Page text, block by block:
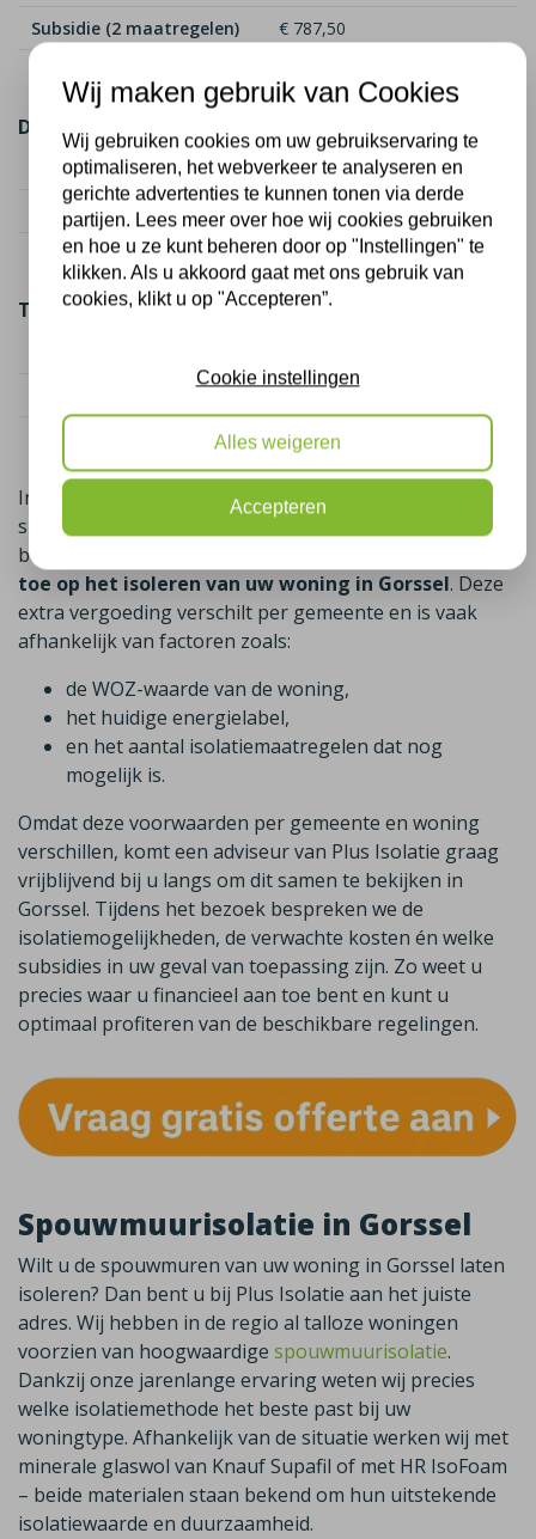
Subsidie (2 maatregelen)
€ 787,50
Dakisolatie (50 m²)
Kostenindicatie
€ 2.250
Subsidie (2 maatregelen)
€ 1.625,00
Netto kosten
€ 625,00
Totaal
€ 2.412,50
€ 1.637,50
In sommige gevallen is er naast de landelijke ISDE-
subsidie ook nog een gemeentelijke subsidie
beschikbaar,
toe op het isoleren van uw woning in Gorssel. Deze
extra vergoeding verschilt per gemeente en is vaak
afhankelijk van factoren zoals:
de WOZ-waarde van de woning,
het huidige energielabel,
en het aantal isolatiemaatregelen dat nog
mogelijk is.
Omdat deze voorwaarden per gemeente en woning
verschillen, komt een adviseur van Plus Isolatie graag
vrijblijvend bij u langs om dit samen te bekijken in
Gorssel. Tijdens het bezoek bespreken we de
isolatiemogelijkheden, de verwachte kosten én welke
subsidies in uw geval van toepassing zijn. Zo weet u
precies waar u financieel aan toe bent en kunt u
optimaal profiteren van de beschikbare regelingen.
Spouwmuurisolatie in Gorssel
Wilt u de spouwmuren van uw woning in Gorssel laten
isoleren? Dan bent u bij Plus Isolatie aan het juiste
adres. Wij hebben in de regio al talloze woningen
voorzien van hoogwaardige spouwmuurisolatie.
Dankzij onze jarenlange ervaring weten wij precies
welke isolatiemethode het beste past bij uw
woningtype. Afhankelijk van de situatie werken wij met
minerale glaswol van KnaufSupafil of met HR IsoFoam
– beide materialen staan bekend om hun uitstekende
isolatiewaarde en duurzaamheid.
Wij maken gebruik van Cookies
Wij gebruiken cookies om uw gebruikservaring te
optimaliseren, het webverkeer te analyseren en
gerichte advertenties te kunnen tonen via derde
partijen. Lees meer over hoe wij cookies gebruiken
en hoe u ze kunt beheren door op "Instellingen" te
klikken. Als u akkoord gaat met ons gebruik van
cookies, klikt u op "Accepteren”.
Cookie instellingen
Alles weigeren
Accepteren